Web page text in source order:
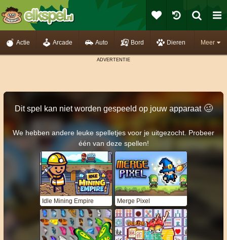
Meer
Actie Arcade Auto Bord Dieren
Dit spel kan niet worden gespeeld op jouw apparaat 🥴️
We hebben andere leuke spelletjes voor je uitgezocht. Probeer
één van deze spellen!
Idle Mining Empire Merge Pixel